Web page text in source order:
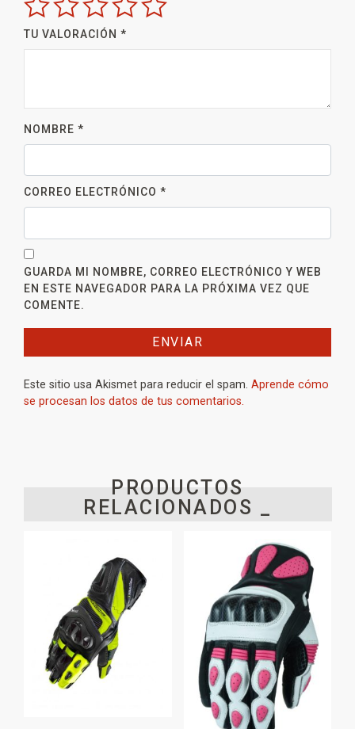
TU VALORACIÓN *
NOMBRE *
CORREO ELECTRÓNICO *
GUARDA MI NOMBRE, CORREO ELECTRÓNICO Y WEB
EN ESTE NAVEGADOR PARA LA PRÓXIMA VEZ QUE
COMENTE.
Este sitio usa Akismet para reducir el spam. Aprende cómo
se procesan los datos de tus comentarios.
PRODUCTOS
RELACIONADOS _